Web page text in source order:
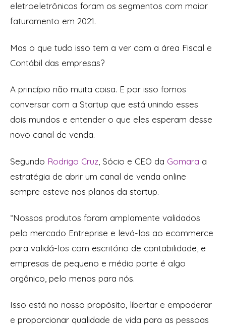
eletroeletrônicos foram os segmentos com maior
faturamento em 2021.
Mas o que tudo isso tem a ver com a área Fiscal e
Contábil das empresas?
A princípio não muita coisa. E por isso fomos
conversar com a Startup que está unindo esses
dois mundos e entender o que eles esperam desse
novo canal de venda.
Segundo Rodrigo Cruz , Sócio e CEO da Gomara a
estratégia de abrir um canal de venda online
sempre esteve nos planos da startup.
“Nossos produtos foram amplamente validados
pelo mercado Entreprise e levá-los ao ecommerce
para validá-los com escritório de contabilidade, e
empresas de pequeno e médio porte é algo
orgânico, pelo menos para nós.
Isso está no nosso propósito, libertar e empoderar
e proporcionar qualidade de vida para as pessoas